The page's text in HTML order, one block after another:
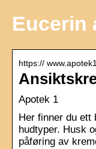
Eucerin
https://
Apotek 1
Her finner du ett
hudtyper. Husk
påføring av